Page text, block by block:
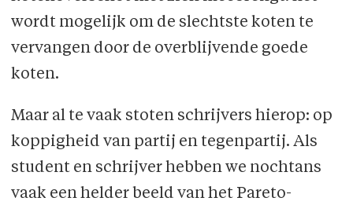
wordt mogelijk om de slechtste koten te
vervangen door de overblijvende goede
koten.
Maar al te vaak stoten schrijvers hierop: op
koppigheid van partij en tegenpartij. Als
student en schrijver hebben we nochtans
vaak een helder beeld van het Pareto-